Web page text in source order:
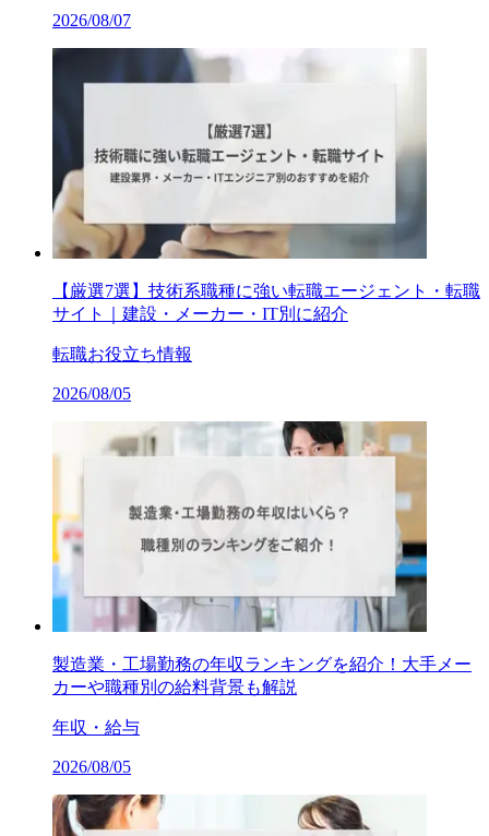
2026/08/07
【厳選7選】技術系職種に強い転職エージェント・転職
サイト｜建設・メーカー・IT別に紹介
転職お役立ち情報
2026/08/05
製造業・工場勤務の年収ランキングを紹介！大手メー
カーや職種別の給料背景も解説
年収・給与
2026/08/05